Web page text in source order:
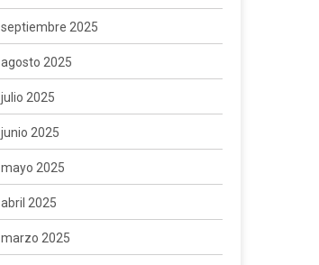
septiembre 2025
agosto 2025
julio 2025
junio 2025
mayo 2025
abril 2025
marzo 2025